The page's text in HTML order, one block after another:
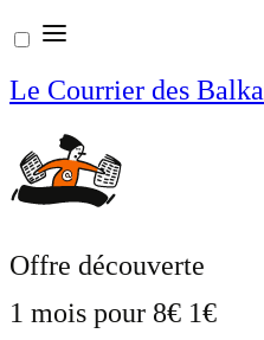
Aller
au
contenu
Le Courrier des
Offre découverte
1 mois pour 8€ 1€